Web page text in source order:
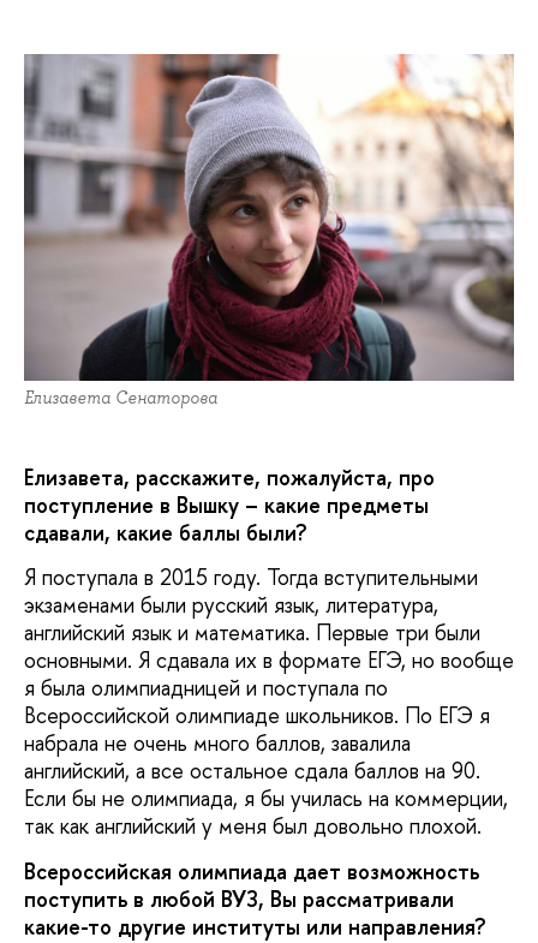
Елизавета Сенаторова
Елизавета, расскажите, пожалуйста, про
поступление в Вышку – какие предметы
сдавали, какие баллы были?
Я поступала в 2015 году. Тогда вступительными
экзаменами были русский язык, литература,
английский язык и математика. Первые три были
основными. Я сдавала их в формате ЕГЭ, но вообще
я была олимпиадницей и поступала по
Всероссийской олимпиаде школьников. По ЕГЭ я
набрала не очень много баллов, завалила
английский, а все остальное сдала баллов на 90.
Если бы не олимпиада, я бы училась на коммерции,
так как английский у меня был довольно плохой.
Всероссийская олимпиада дает возможность
поступить в любой ВУЗ, Вы рассматривали
какие-то другие институты или направления?